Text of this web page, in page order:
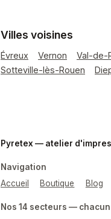
Villes voisines
Évreux Vernon Val-de-
Sotteville-lès-Rouen
Pyretex — atelier
Navigation
Accueil
Boutique Blog
Nos 14 secteurs —